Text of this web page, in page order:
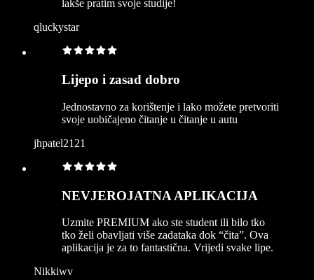
lakše pratim svoje studije!
qluckystar
Lijepo i zasad dobro
Jednostavno za korištenje i lako možete pretvoriti
svoje uobičajeno čitanje u čitanje u autu
jhpatel2121
NEVJEROJATNA APLIKACIJA
Uzmite PREMIUM ako ste student ili bilo tko
tko želi obavljati više zadataka dok “čita”. Ova
aplikacija je za to fantastična. Vrijedi svake lipe.
Nikkiwv